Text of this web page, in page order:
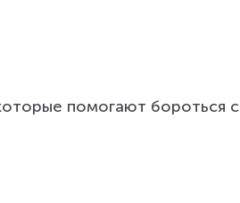
помогают бороться с